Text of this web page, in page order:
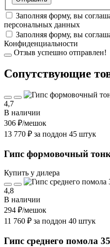
Заполняя форму, вы
персональных данных
Заполняя форму, вы
Конфиденциальности
Отзыв успешно отправлен!
Cопутствующие
4,7
В наличии
306 ₽/мешок
13 770 ₽ за поддон 45 штук
Гипс формовочный
Купить у дилера
4,8
В наличии
294 ₽/мешок
11 760 ₽ за поддон 40 штук
Гипс среднего помола